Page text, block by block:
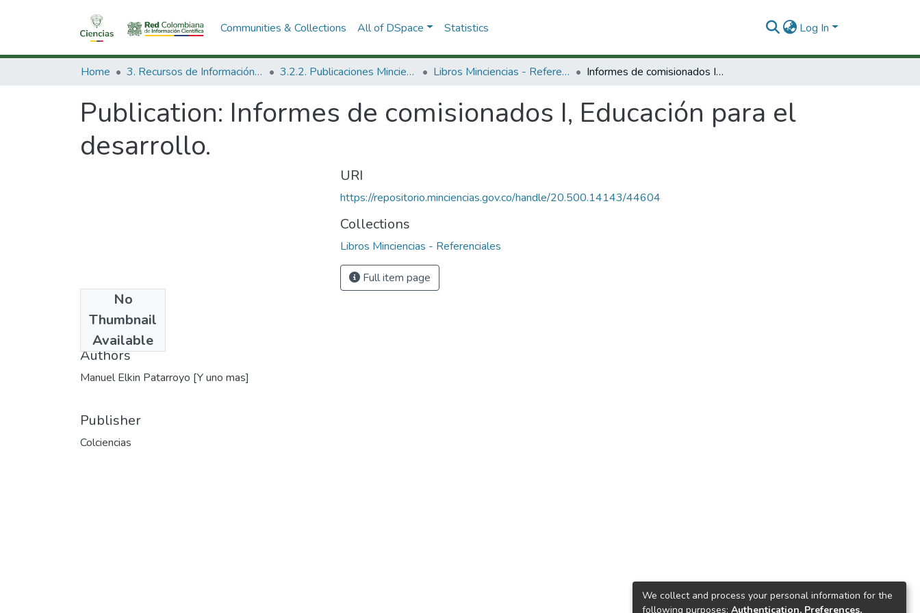
Communities & Collections All of DSpace Statistics Log In
Home 3. Recursos de Información Científica y Tecnológica 3.2.2. Publicaciones Minciencias Libros Minciencias - Referenciales Informes de comisionados I, Educación para el desarrollo.
Publication: Informes de comisionados I, Educación para el
desarrollo.
No
Thumbnail
Available
1995
Authors
Manuel Elkin Patarroyo [Y uno mas]
Publisher
Colciencias
URI
https://repositorio.minciencias.gov.co/handle/20.500.14143/44604
Collections
Libros Minciencias - Referenciales
Full item page
We collect and process your personal information for the
following purposes: Authentication, Preferences,